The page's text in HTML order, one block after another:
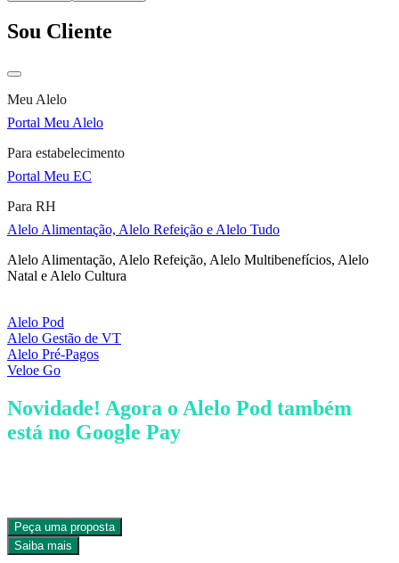
Sou Cliente
Meu Alelo
Portal Meu Alelo
Para estabelecimento
Portal Meu EC
Para RH
Alelo Alimentação, Alelo Refeição e Alelo Tudo
Alelo Alimentação, Alelo Refeição, Alelo Multibenefícios, Alelo
Natal e Alelo Cultura
Alelo Pod
Alelo Gestão de VT
Alelo Pré-Pagos
Veloe Go
Novidade! Agora o Alelo Pod também
está no Google Pay
Peça uma proposta
Saiba mais